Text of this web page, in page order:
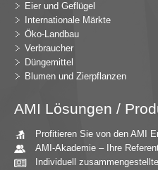
Eier und Geflügel
Internationale Märkte
Öko-Landbau
Verbraucher
Düngemittel
Blumen und Zierpflanzen
AMI Lösungen /
Profitieren Sie von den AMI
AMI-Akademie – Ihre
Individuell